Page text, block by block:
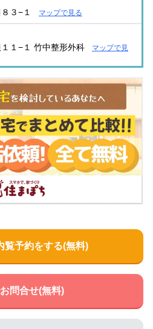
３−１ マップで見る
１−１ 竹中整形外科
マップで見
６３２−１ マップで見る
２６０ マップで見る
東１丁目７−６ マップで見る
３３４−６
覧予約をする(無料)
問合せ(無料)